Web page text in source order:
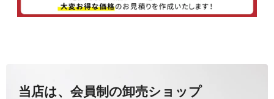
当店は、会員制の卸売ショップ